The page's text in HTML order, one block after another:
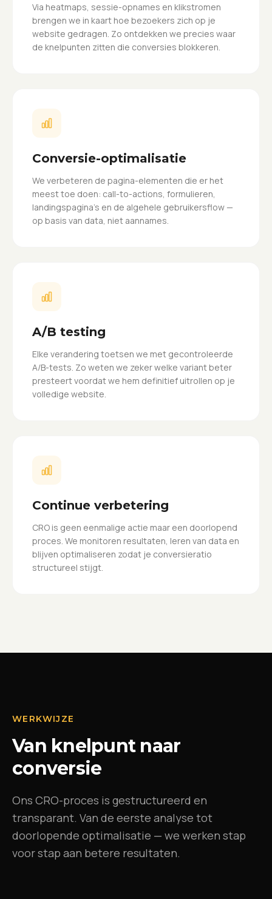
Via heatmaps, sessie-opnames en klikstromen
brengen we in kaart hoe bezoekers zich op je
website gedragen. Zo ontdekken we precies waar
de knelpunten zitten die conversies blokkeren.
Conversie-optimalisatie
We verbeteren de pagina-elementen die er het
meest toe doen: call-to-actions, formulieren,
landingspagina's en de algehele gebruikersflow —
op basis van data, niet aannames.
A/B testing
Elke verandering toetsen we met gecontroleerde
A/B-tests. Zo weten we zeker welke variant beter
presteert voordat we hem definitief uitrollen op je
volledige website.
Continue verbetering
CRO is geen eenmalige actie maar een doorlopend
proces. We monitoren resultaten, leren van data en
blijven optimaliseren zodat je conversieratio
structureel stijgt.
WERKWIJZE
Van knelpunt naar
conversie
Ons CRO-proces is gestructureerd en
transparant. Van de eerste analyse tot
doorlopende optimalisatie — we werken stap
voor stap aan betere resultaten.